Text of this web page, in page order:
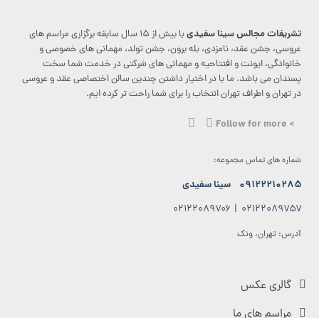
تشریفات مجالس سینا سفیدی
با بیش از ۱۵ سال سابقه برگزاری مراسم های
عروسی، جشن عقد، نامزدی، بله برون، جشن تولد، مهمانی های خصوصی و
خانوادگی، ایونت و افتتاحیه و مهمانی های شرکتی در خدمت شما سخت
پسندان می باشد. ما با در اختیار داشتن چندین سالن اختصاصی عقد و عروسی
در تهران و اطراف تهران انتخاب را برای شما راحت تر کرده ایم.
> Follow for more
شماره های تماس مجموعه:
۰۹۱۲۲۲۱۰۲۸۵ سینا سفیدی
۰۲۱۲۲۰۸۹۷۵۷ | ۰۲۱۲۲۰۸۹۷۰۶
آدرس: تهران، ونک
گالری عکس